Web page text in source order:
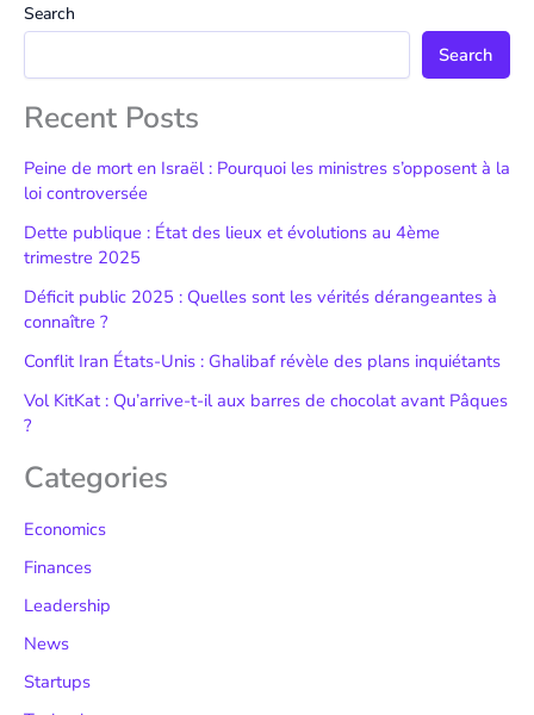
Search
Search
Recent Posts
Peine de mort en Israël : Pourquoi les ministres s’opposent à la
loi controversée
Dette publique : État des lieux et évolutions au 4ème
trimestre 2025
Déficit public 2025 : Quelles sont les vérités dérangeantes à
connaître ?
Conflit Iran États-Unis : Ghalibaf révèle des plans inquiétants
Vol KitKat : Qu’arrive-t-il aux barres de chocolat avant Pâques
?
Categories
Economics
Finances
Leadership
News
Startups